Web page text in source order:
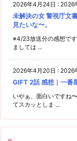
2026年4月24日 : 2026
未解決の女 警視庁文
見たいな〜。
※4/23放送分の感想で
ましては ...
2026年4月20日 : 2026
GIFT 2話 感想｜一番
いやぁ、面白いですね
てスカッとしま ...